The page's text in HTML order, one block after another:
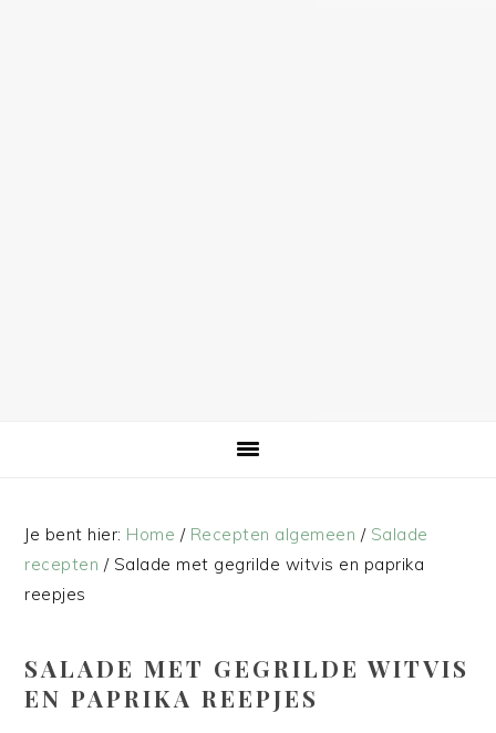
Je bent hier: Home / Recepten algemeen / Salade
recepten /Salade met gegrilde witvis en paprika
reepjes
SALADE MET GEGRILDE WITVIS
EN PAPRIKA REEPJES